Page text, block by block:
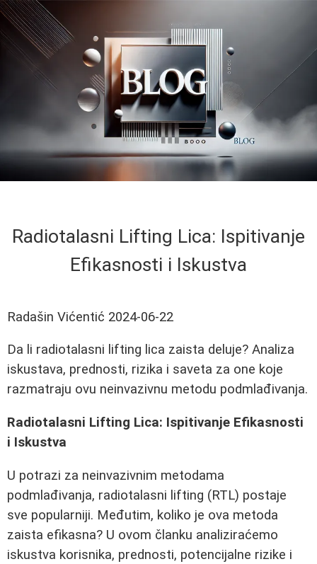
Radiotalasni Lifting Lica: Ispitivanje
Efikasnosti i Iskustva
Radašin Vićentić 2024-06-22
Da li radiotalasni lifting lica zaista deluje? Analiza
iskustava, prednosti, rizika i saveta za one koje
razmatraju ovu neinvazivnu metodu podmlađivanja.
Radiotalasni Lifting Lica: Ispitivanje Efikasnosti
i Iskustva
U potrazi za neinvazivnim metodama
podmlađivanja, radiotalasni lifting (RTL) postaje
sve popularniji. Međutim, koliko je ova metoda
zaista efikasna? U ovom članku analiziraćemo
iskustva korisnika, prednosti, potencijalne rizike i